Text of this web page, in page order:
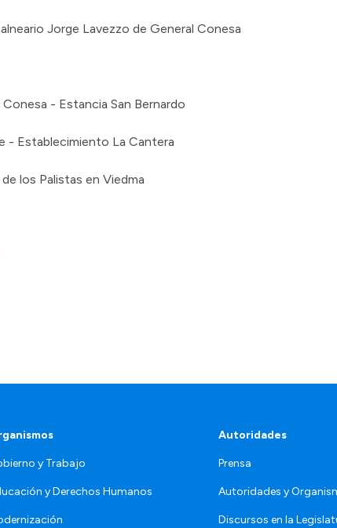
Jorge Lavezzo de General Conesa
- Estancia San Bernardo
- Establecimiento La Cantera
los Palistas en Viedma
y Trabajo
y Derechos Humanos
Autoridades
Prensa
Autoridades y
Discursos en la